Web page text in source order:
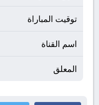
توقيت المباراة
اسم القناة
المعلق